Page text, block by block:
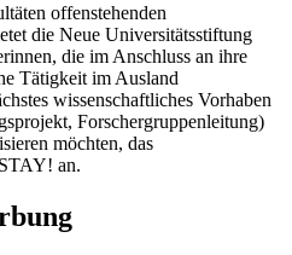
offenstehenden
die Neue Universitätsstiftung
die im Anschluss an ihre
Tätigkeit im Ausland
wissenschaftliches Vorhaben
Forschergruppenleitung)
möchten, das
an.